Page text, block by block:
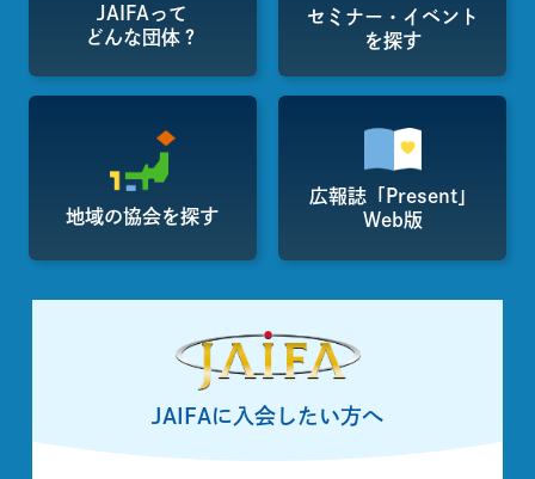
JAIFAって
どんな団体？
セミナー・イベント
を探す
地域の協会を探す
広報誌「Present」
Web版
JAIFAに入会したい方へ